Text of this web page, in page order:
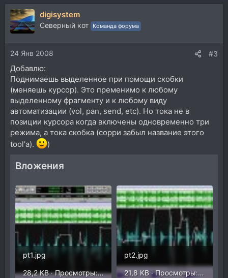
а
к
ц
и
и
:
digisystem
Северный кот Команда форума
24 Янв 2008 #3
Добавлю:
Поднимаешь выделенное при помощи скобки
(меняешь курсор). Это пременимо к любому
выделенному фрагменту и к любому виду
автоматизации (vol, pan, send, etc). Но тока не в
позиции курсора когда включены одновременно три
режима, а тока скобка (сорри забыл название этого
tool'а).
)
Вложения
pt1.jpg
28,2 KB · Просмотры: 34
pt2.jpg
21,8 KB · Просмотры: 31